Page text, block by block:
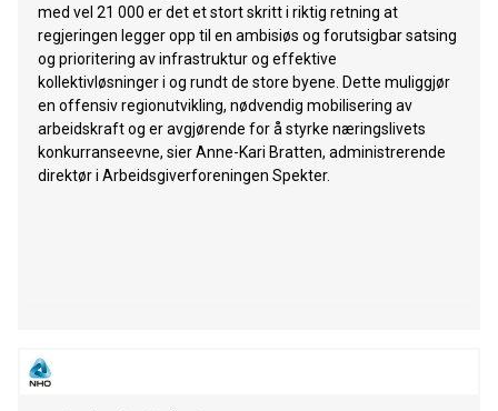
med vel 21 000 er det et stort skritt i riktig retning at
regjeringen legger opp til en ambisiøs og forutsigbar satsing
og prioritering av infrastruktur og effektive
kollektivløsninger i og rundt de store byene. Dette muliggjør
en offensiv regionutvikling, nødvendig mobilisering av
arbeidskraft og er avgjørende for å styrke næringslivets
konkurranseevne, sier Anne-Kari Bratten, administrerende
direktør i Arbeidsgiverforeningen Spekter.